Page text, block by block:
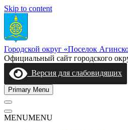
Skip to content
Городской округ «Поселок
Официальный сайт городского
Версия для слабовидящих
Primary Menu
MENUMENU